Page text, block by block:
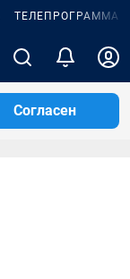
ТЕЛЕПРОГРАММА
Согласен